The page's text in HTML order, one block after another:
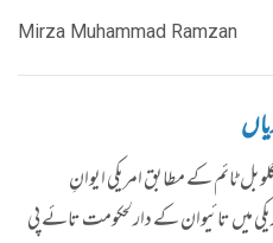
Mirza Muhammad Ramzan
ٹائم کے مطابق امریکی ایوانِ
میں تائیوان کے دارلحکومت تائے پی